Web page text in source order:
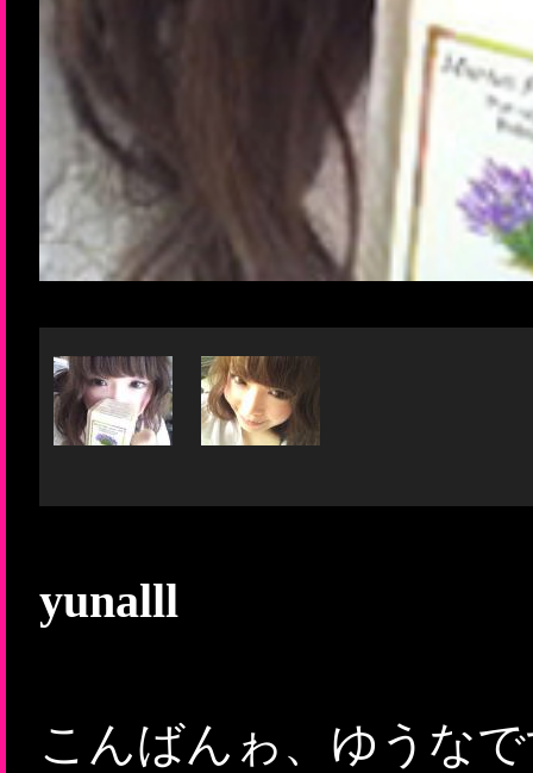
yunalll
こんばんゎ、ゆうな